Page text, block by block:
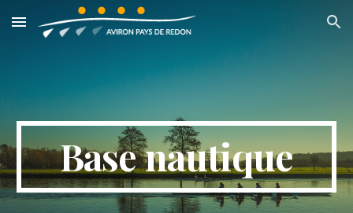
Skip to main content Skip to navigation
Base nautique